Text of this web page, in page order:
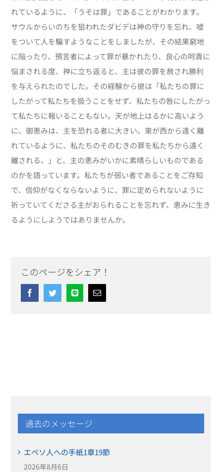
れているように、「うそは罪」であることがわかります。
サウルからいのちを狙われたダビデは神の守りを忘れ、嘘
をついて人を騙すようなことをしましたが、その結果窮地
に陥ったり、預言者によって罪が暴かれたり、良心の呵責に
悩まされる度、神に立ち返ると、主は彼の罪を赦され勝利
を与えられたのでした。その経験から彼は「私たちの罪に
したがって私たちを扱うことをせず、私たちの咎にしたがっ
て私たちに報いることもない。天が地上はるかに高いよう
に、御恵みは、主を恐れる者に大きい。東が西から遠く離
れているように、私たちのそのむきの罪を私たちから遠く
離される。」と、主の恵みがいかに素晴らしいものである
のかを語っています。私たちが弱い者であることをご存知
で、信仰がなくならないように、罪に定められないように
祈っていてくださる主がおられることを忘れず、恵みに生き
るようにしようではありませんか。
このページをシェア！
FacebookTwitterLine Email
過去のメッセージ
エペソ人への手紙1章19節
2026年8月6日